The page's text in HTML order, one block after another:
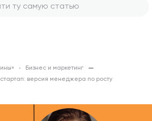
Бизнес и маркетинг
стартап: версия менеджера по росту